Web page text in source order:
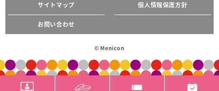
サイトマップ 個人情報保護方針
お問い合わせ
© Menicon